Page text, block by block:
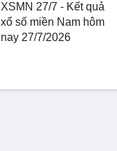
XSMN 27/7 - Kết quả
xổ số miền Nam hôm
nay 27/7/2026